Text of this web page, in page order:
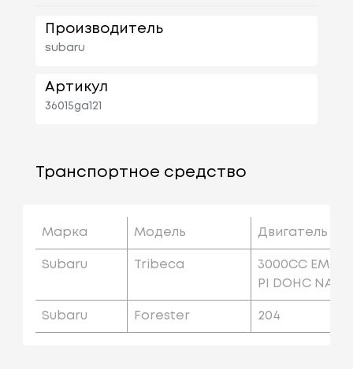
Производитель
subaru
Артикул
36015ga121
Транспортное средство
Марка Модель Двигатель
Subaru Tribeca
3000CC EM
PI DOHC NA
Subaru Forester 204